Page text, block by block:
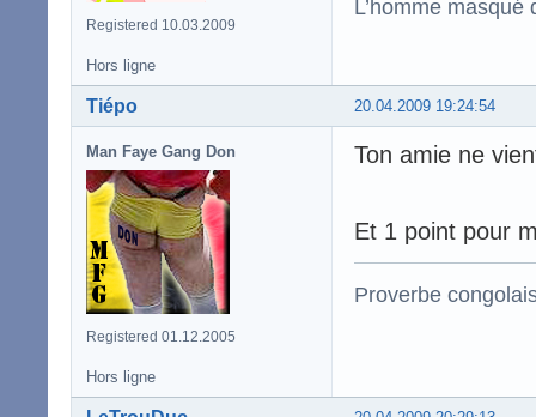
Registered 10.03.2009
L’homme
Hors ligne
20.04.2009 19:24:54
Tiépo
Man Faye Gang Don
Registered 01.12.2005
Ton amie ne
Et 1 point pour
Proverbe
Hors ligne